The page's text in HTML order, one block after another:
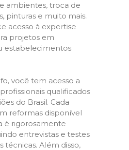
ambientes, troca de
pinturas e muito mais.
acesso à expertise
projetos em
estabelecimentos
você tem acesso a
qualificados
do Brasil. Cada
reformas disponível
é rigorosamente
entrevistas e testes
técnicas. Além disso,